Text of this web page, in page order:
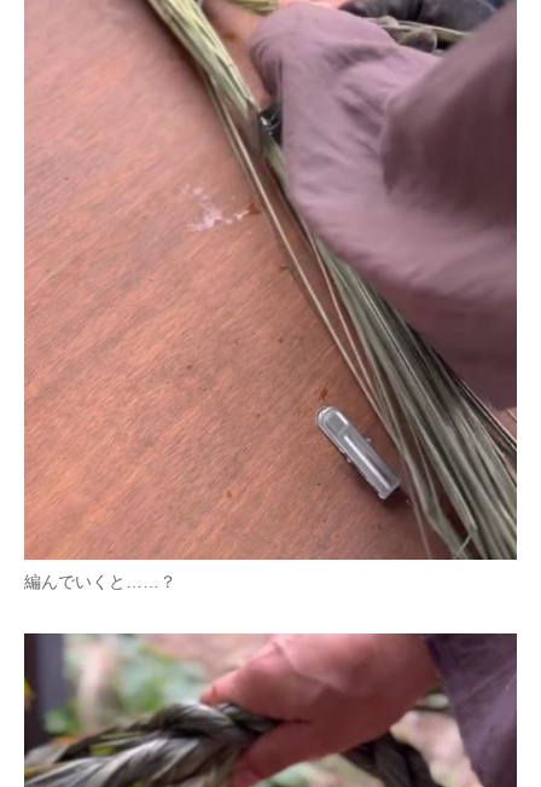
編んでいくと……？